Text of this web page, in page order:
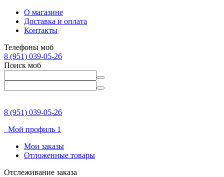
О магазине
Доставка и оплата
Контакты
Телефоны моб
8 (951) 039-05-26
Поиск моб
8 (951) 039-05-26
Мой профиль 1
Мои заказы
Отложенные товары
Отслеживание заказа